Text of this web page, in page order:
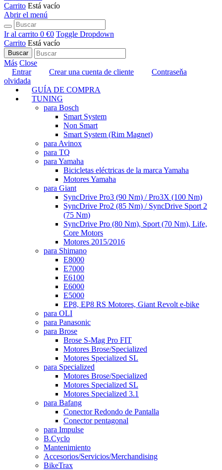
Carrito Está vacío
Abrir el menú
Ir al carrito 0 €0 Toggle Dropdown
Carrito Está vacío
Buscar
Más Close
Entrar
Crear una cuenta de cliente
Contraseňa
olvidada
GUÍA DE COMPRA
TUNING
para Bosch
Smart System
Non Smart
Smart System (Rim Magnet)
para Avinox
para TQ
para Yamaha
Bicicletas eléctricas de la marca Yamaha
Motores Yamaha
para Giant
SyncDrive Pro3 (90 Nm) / Pro3X (100 Nm)
SyncDrive Pro2 (85 Nm) / SyncDrive Sport 2
(75 Nm)
SyncDrive Pro (80 Nm), Sport (70 Nm), Life,
Core Motors
Motores 2015/2016
para Shimano
E8000
E7000
E6100
E6000
E5000
EP8, EP8 RS Motores, Giant Revolt e-bike
para OLI
para Panasonic
para Brose
Brose S-Mag Pro FIT
Motores Brose/Specialized
Motores Specialized SL
para Specialized
Motores Brose/Specialized
Motores Specialized SL
Motores Specialized 3.1
para Bafang
Conector Redondo de Pantalla
Conector pentagonal
para Impulse
B.Cyclo
Mantenimiento
Accesorios/Servicios/Merchandising
BikeTrax